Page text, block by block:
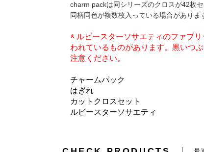
charm packは同シリーズのクロスが42枚
同柄同色が複数枚入っている場合がありま
※ ルビースターソサエティのファブ
われているものがあります。黒いつ
注意ください。
チャームパック
はぎれ
カットクロスセット
ルビースターソサエティ